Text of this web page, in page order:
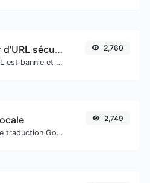
Vérificateur d'URL sécurisé
Vérifiez si l'URL est bannie et marquée comme sûre/risquée par Google.
2,760
Utilisez l'API de traduction Google pour générer de l'audio de synthèse vocale.
2,749